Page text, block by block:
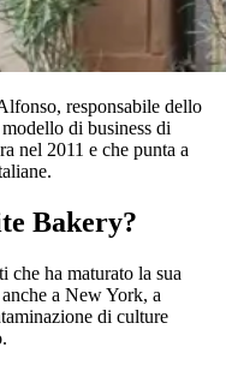
responsabile dello
di business di
nel 2011 e che punta a
Bakery?
che ha maturato la sua
a New York, a
di culture